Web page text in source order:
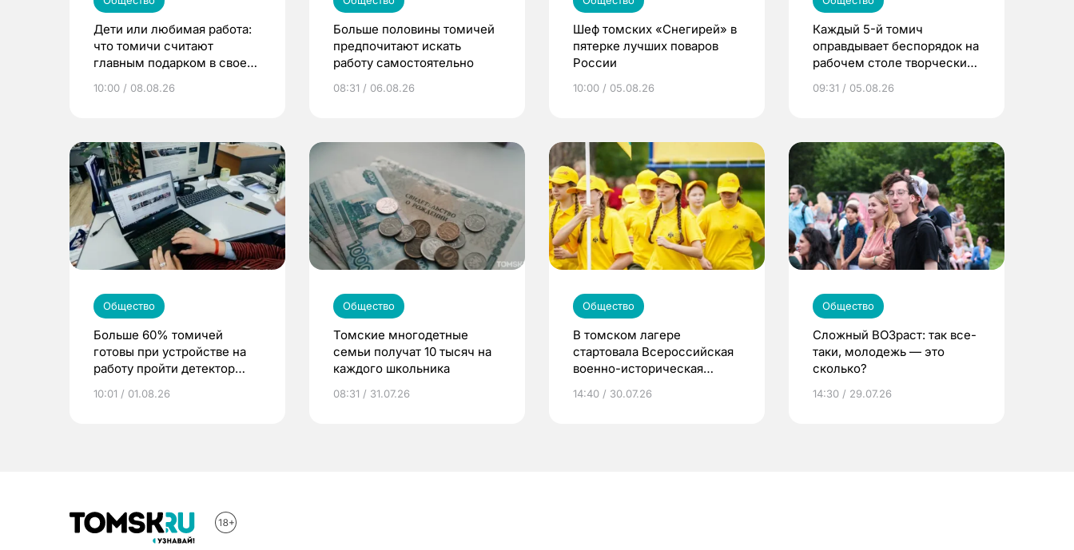
Дети или любимая работа:
что томичи считают
главным подарком в своей
10:00 / 08.08.26
Больше половины томичей
предпочитают искать
работу самостоятельно
08:31 / 06.08.26
Шеф томских «Снегирей» в
пятерке лучших поваров
России
10:00 / 05.08.26
Каждый 5-й томич
оправдывает беспорядок на
рабочем столе творческим
09:31 / 05.08.26
Общество
Больше 60% томичей
готовы при устройстве на
работу пройти детектор
10:01 / 01.08.26
Общество
Томские многодетные
семьи получат 10 тысяч на
каждого школьника
08:31 / 31.07.26
Общество
В томском лагере
стартовала Всероссийская
военно-историческая
14:40 / 30.07.26
Общество
Сложный ВОЗраст: так все-
таки, молодежь — это
сколько?
14:30 / 29.07.26